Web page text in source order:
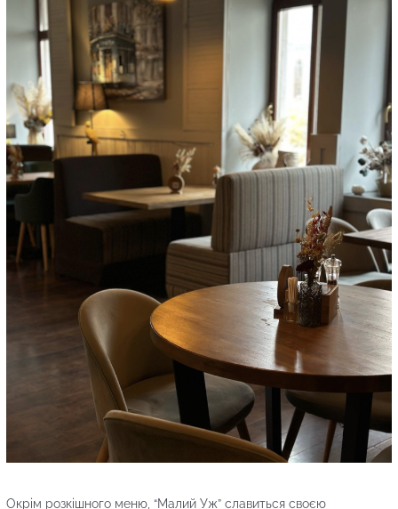
Окрім розкішного меню, “Малий Уж” славиться своєю